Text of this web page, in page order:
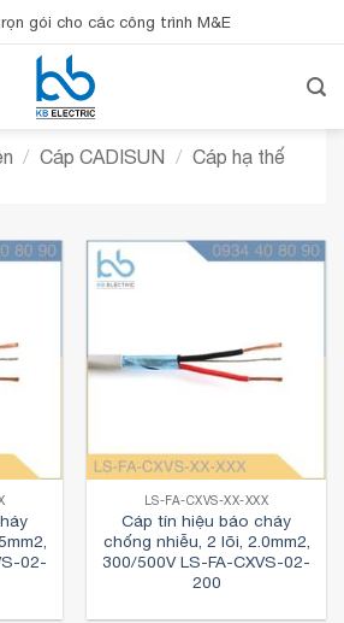
gói cho các công trình M&E
/ Cáp CADISUN / Cáp hạ thế
02-
LS-FA-CXVS-XX-XXX
Cáp tín hiệu báo cháy
chống nhiễu, 2 lõi, 2.0mm2,
300/500V LS-FA-CXVS-02-
200